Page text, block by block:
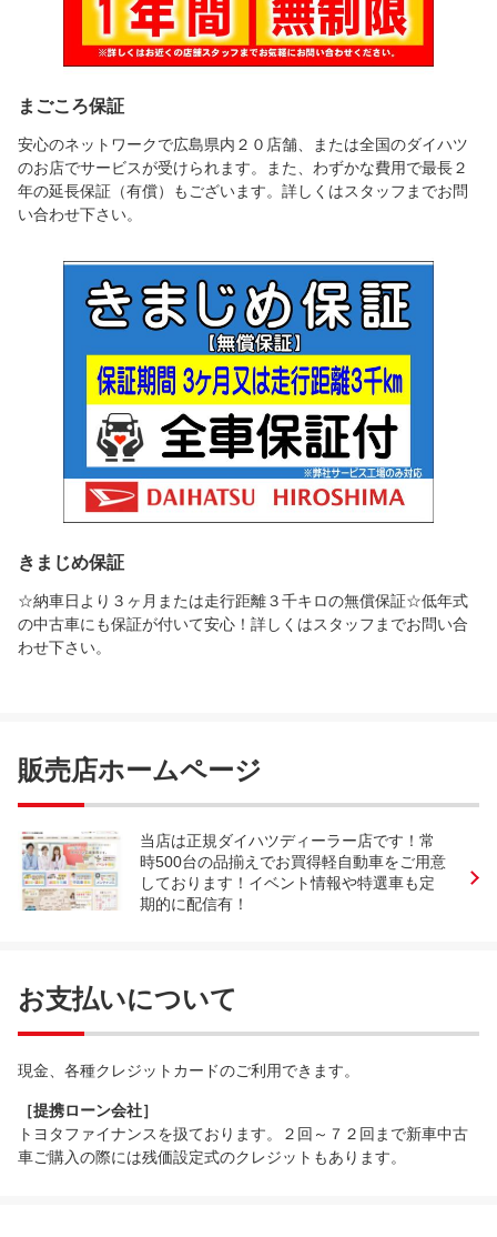
まごころ保証
安心のネットワークで広島県内２０店舗、または全国のダイハツ
のお店でサービスが受けられます。また、わずかな費用で最長２
年の延長保証（有償）もございます。詳しくはスタッフまでお問
い合わせ下さい。
きまじめ保証
☆納車日より３ヶ月または走行距離３千キロの無償保証☆低年式
の中古車にも保証が付いて安心！詳しくはスタッフまでお問い合
わせ下さい。
販売店ホームページ
当店は正規ダイハツディーラー店です！常
時500台の品揃えでお買得軽自動車をご用意
しております！イベント情報や特選車も定
期的に配信有！
お支払いについて
現金、各種クレジットカードのご利用できます。
［提携ローン会社］
トヨタファイナンスを扱ております。２回～７２回まで新車中古
車ご購入の際には残価設定式のクレジットもあります。